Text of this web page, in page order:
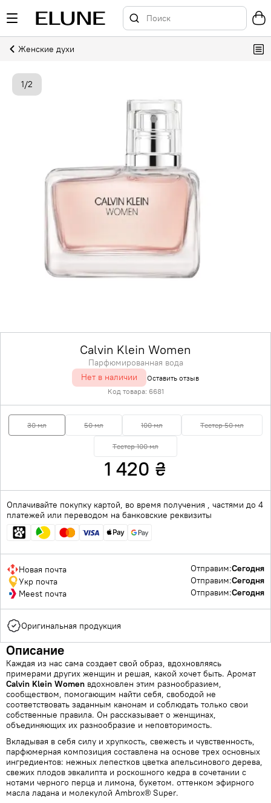
Женские духи
1/2
Calvin Klein Women
Парфюмированная вода
Нет в наличии
Оставить отзыв
Код товара: 6681
30 мл 50 мл 100 мл Тестер 50 мл
Тестер 100 мл
1 420 ₴
Оплачивайте покупку картой, во время получения , частями до 4
платежей или переводом на банковские реквизиты
Новая почта Отправим:Сегодня
Укр почта
Отправим:Сегодня
Meest почта
Отправим:Сегодня
Оригинальная продукция
Описание
Каждая из нас сама создает свой образ, вдохновляясь
примерами других женщин и решая, какой хочет быть. Аромат
Calvin Klein Women вдохновлен этим разнообразием,
сообществом, помогающим найти себя, свободой не
соответствовать заданным канонам и соблюдать только свои
собственные правила. Он рассказывает о женщинах,
объединяющих их разнообразие и неповторимость.
Вкладывая в себя силу и хрупкость, свежесть и чувственность,
парфюмерная композиция составлена на основе трех основных
ингредиентов: нежных лепестков цветка апельсинового дерева,
свежих плодов эвкалипта и роскошного кедра в сочетании с
нотами черного перца и лимона, букетом. оттенком эфирного
масла ладана и молекулой Ambrox® Super.